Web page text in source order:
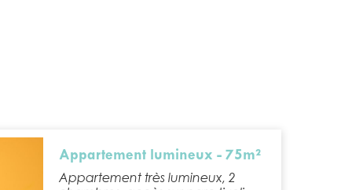
Appartement lumineux - 75m²
Appartement très lumineux, 2